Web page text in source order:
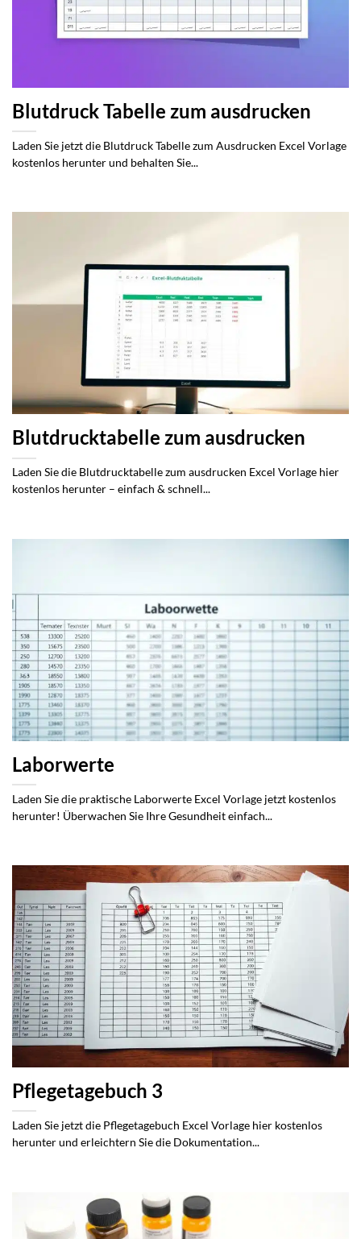
Blutdruck Tabelle zum ausdrucken
Laden Sie jetzt die Blutdruck Tabelle zum Ausdrucken Excel Vorlage
kostenlos herunter und behalten Sie...
Blutdrucktabelle zum ausdrucken
Laden Sie die Blutdrucktabelle zum ausdrucken Excel Vorlage hier
kostenlos herunter – einfach & schnell...
Laborwerte
Laden Sie die praktische Laborwerte Excel Vorlage jetzt kostenlos
herunter! Überwachen Sie Ihre Gesundheit einfach...
Pflegetagebuch 3
Laden Sie jetzt die Pflegetagebuch Excel Vorlage hier kostenlos
herunter und erleichtern Sie die Dokumentation...